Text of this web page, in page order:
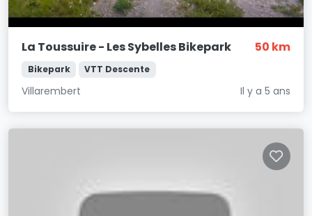
La Toussuire - Les Sybelles Bikepark 50 km
Bikepark VTT Descente
Villarembert Il y a 5 ans